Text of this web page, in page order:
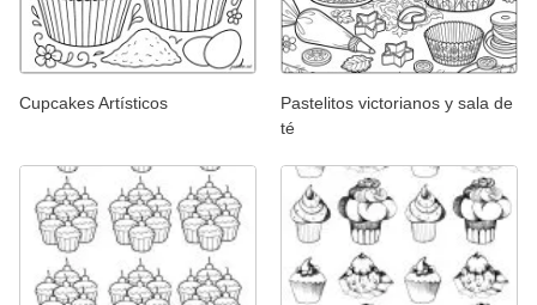
Cupcakes Artísticos
Pastelitos victorianos y sala de
té